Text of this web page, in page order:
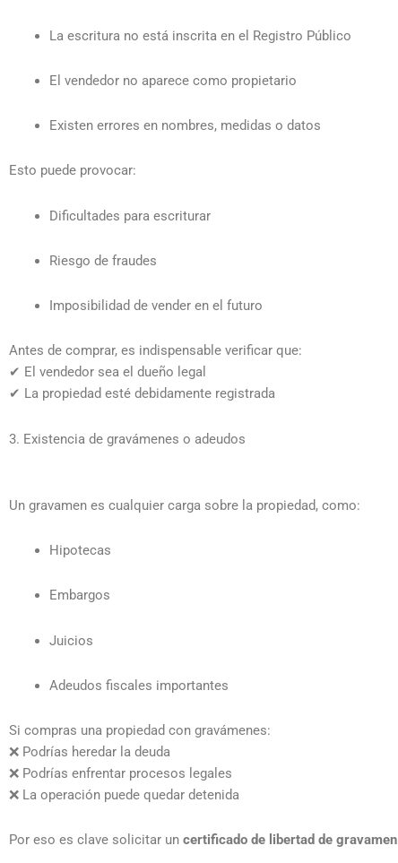
La escritura no está inscrita en el Registro Público
El vendedor no aparece como propietario
Existen errores en nombres, medidas o datos
Esto puede provocar:
Dificultades para escriturar
Riesgo de fraudes
Imposibilidad de vender en el futuro
Antes de comprar, es indispensable verificar que:
✔ El vendedor sea el dueño legal
✔ La propiedad esté debidamente registrada
3. Existencia de gravámenes o adeudos
Un gravamen es cualquier carga sobre la propiedad, como:
Hipotecas
Embargos
Juicios
Adeudos fiscales importantes
Si compras una propiedad con gravámenes:
❌ Podrías heredar la deuda
❌ Podrías enfrentar procesos legales
❌ La operación puede quedar detenida
Por eso es clave solicitar un certificado de libertad de gravamen